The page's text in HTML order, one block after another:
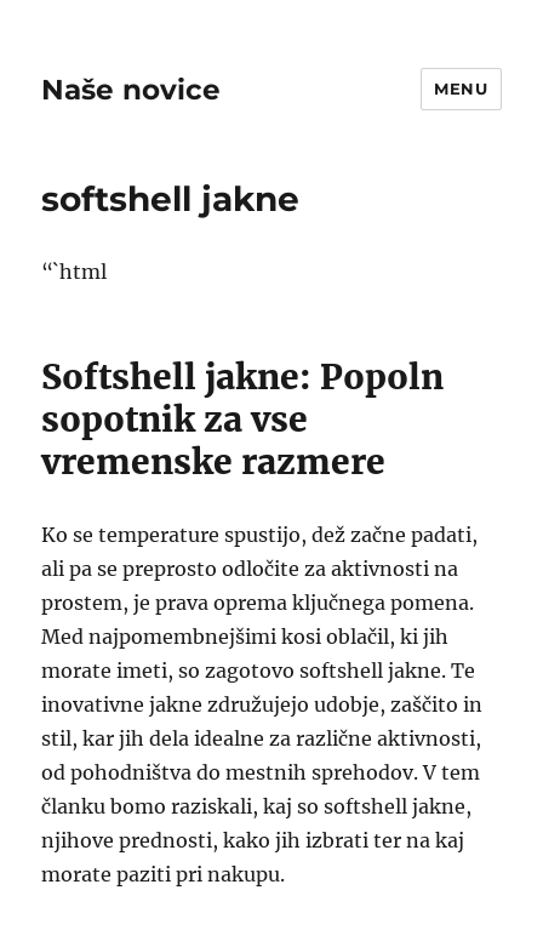
Naše novice MENU
softshell jakne
“`html
Softshell jakne: Popoln
sopotnik za vse
vremenske razmere
Ko se temperature spustijo, dež začne padati,
ali pa se preprosto odločite za aktivnosti na
prostem, je prava oprema ključnega pomena.
Med najpomembnejšimi kosi oblačil, ki jih
morate imeti, so zagotovo softshell jakne. Te
inovativne jakne združujejo udobje, zaščito in
stil, kar jih dela idealne za različne aktivnosti,
od pohodništva do mestnih sprehodov. V tem
članku bomo raziskali, kaj so softshell jakne,
njihove prednosti, kako jih izbrati ter na kaj
morate paziti pri nakupu.